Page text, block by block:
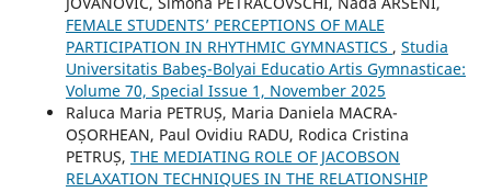
FEMALE STUDENTS’ PERCEPTIONS OF MALE
PARTICIPATION IN RHYTHMIC GYMNASTICS , Studia
Universitatis Babeş-Bolyai Educatio Artis Gymnasticae:
Volume 70, Special Issue 1, November 2025
Raluca Maria PETRUȘ, Maria Daniela MACRA-
OȘORHEAN, Paul Ovidiu RADU, Rodica Cristina
PETRUȘ, THE MEDIATING ROLE OF JACOBSON
RELAXATION TECHNIQUES IN THE RELATIONSHIP